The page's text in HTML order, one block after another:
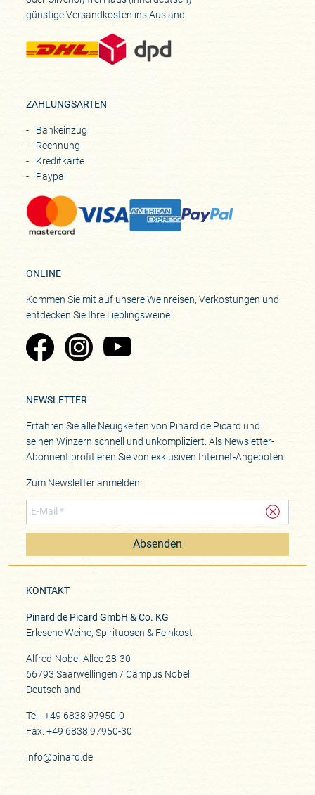
günstige Versandkosten ins Ausland
ZAHLUNGSARTEN
Bankeinzug
Rechnung
Kreditkarte
Paypal
ONLINE
Kommen Sie mit auf unsere Weinreisen, Verkostungen und
entdecken Sie Ihre Lieblingsweine:
Zu Pinard's Facebook-Seite
Zu Pinard's Instagram-Seite
Zu Pinard's YouTube-Seite
NEWSLETTER
Erfahren Sie alle Neuigkeiten von Pinard de Picard und
seinen Winzern schnell und unkompliziert. Als Newsletter-
Abonnent profitieren Sie von exklusiven Internet-Angeboten.
Zum Newsletter anmelden:
Absenden
KONTAKT
Pinard de Picard GmbH & Co. KG
Erlesene Weine, Spirituosen & Feinkost
Alfred-Nobel-Allee 28-30
66793 Saarwellingen / Campus Nobel
Deutschland
Tel.: +49 6838 97950-0
Fax: +49 6838 97950-30
info@pinard.de